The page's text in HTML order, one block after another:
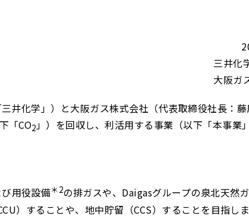
三井化
大阪ガ
井化学」）と大阪ガス株式会社（代表取締役社長：
「CO2」）を回収し、利活用する事業（以下「本事業
用役設備＊2の排ガスや、Daigasグループの泉北天然
）することや、地中貯留（CCS）することを目指し